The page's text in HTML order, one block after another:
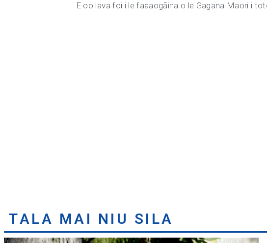
E oo lava foi i le faaaogāina o le Gagana Maori i
TALA MAI NIU SILA